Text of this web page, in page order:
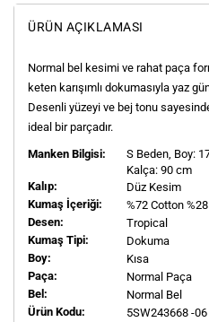
ÜRÜN AÇIKLAMASI
Normal bel kesimi ve rahat paça
keten karışımlı dokumasıyla yaz
Desenli yüzeyi ve bej tonu
ideal bir parçadır.
Manken Bilgisi:
S Beden, Boy:
Kalça: 90 cm
Kalıp:
Düz Kesim
Kumaş İçeriği:
%72 Cotton
Desen:
Tropical
Kumaş Tipi:
Dokuma
Boy:
Kısa
Paça:
Normal Paça
Bel:
Normal Bel
Ürün Kodu:
5SW243668 -06